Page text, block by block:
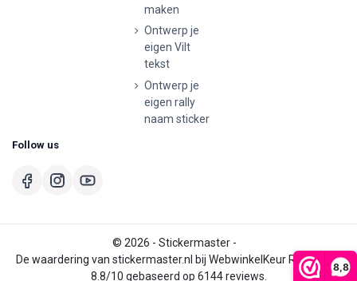
8,8
maken
Ontwerp je
eigen Vilt
tekst
Ontwerp je
eigen rally
naam sticker
Follow us
© 2026 - Stickermaster -
De waardering van stickermaster.nl bij WebwinkelKeur Reviews is
8.8/10 gebaseerd op 6144 reviews.